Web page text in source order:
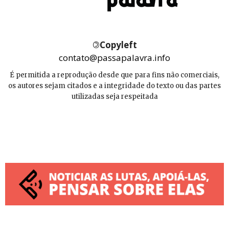
©Copyleft
contato@passapalavra.info
É permitida a reprodução desde que para fins não comerciais,
os autores sejam citados e a integridade do texto ou das partes
utilizadas seja respeitada